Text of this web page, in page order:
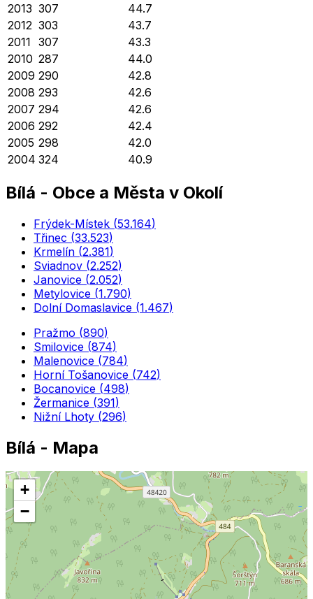
2013 307
44.7
2012 303
43.7
2011 307
43.3
2010 287
44.0
2009 290
42.8
2008 293
42.6
2007 294
42.6
2006 292
42.4
2005 298
42.0
2004 324 40.9
Bílá - Obce a Města v Okolí
Frýdek-Místek (53.164)
Třinec (33.523)
Krmelín (2.381)
Sviadnov (2.252)
Janovice (2.052)
Metylovice (1.790)
Dolní Domaslavice (1.467)
Pražmo (890)
Smilovice (874)
Malenovice (784)
Horní Tošanovice (742)
Bocanovice (498)
Žermanice (391)
Nižní Lhoty (296)
Bílá - Mapa
+
−